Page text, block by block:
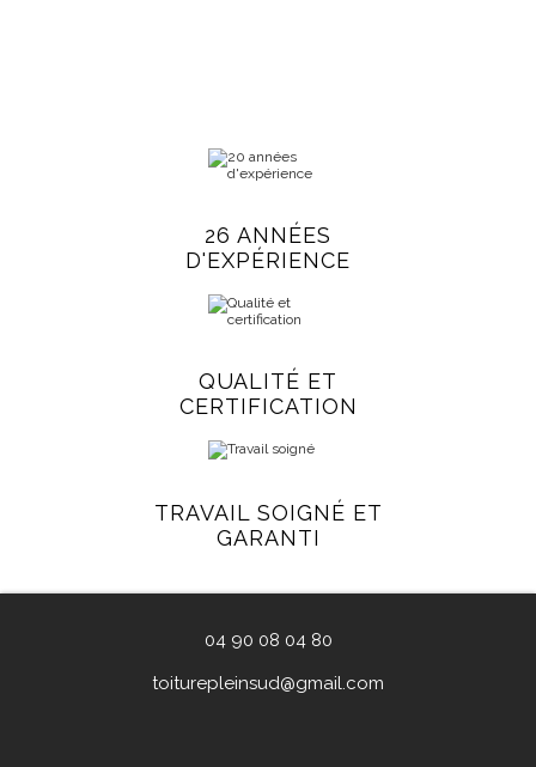
26 ANNÉES
D'EXPÉRIENCE
QUALITÉ ET
CERTIFICATION
TRAVAIL SOIGNÉ ET
GARANTI
04 90 08 04 80
toiturepleinsud@gmail.com